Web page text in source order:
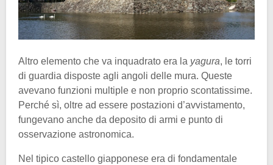
Altro elemento che va inquadrato era la yagura, le torri
di guardia disposte agli angoli delle mura. Queste
avevano funzioni multiple e non proprio scontatissime.
Perché sì, oltre ad essere postazioni d’avvistamento,
fungevano anche da deposito di armi e punto di
osservazione astronomica.
Nel tipico castello giapponese era di fondamentale